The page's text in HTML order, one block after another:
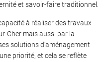
Rejoignez-
et savoir-faire traditionnel.
à réaliser des travaux
Cher mais aussi par la
solutions d'aménagement
priorité, et cela se reflète